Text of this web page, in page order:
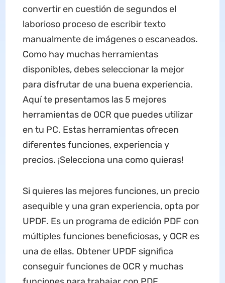
convertir en cuestión de segundos el
laborioso proceso de escribir texto
manualmente de imágenes o escaneados.
Como hay muchas herramientas
disponibles, debes seleccionar la mejor
para disfrutar de una buena experiencia.
Aquí te presentamos las 5 mejores
herramientas de OCR que puedes utilizar
en tu PC. Estas herramientas ofrecen
diferentes funciones, experiencia y
precios. ¡Selecciona una como quieras!
Si quieres las mejores funciones, un precio
asequible y una gran experiencia, opta por
UPDF. Es un programa de edición PDF con
múltiples funciones beneficiosas, y OCR es
una de ellas. Obtener UPDF significa
conseguir funciones de OCR y muchas